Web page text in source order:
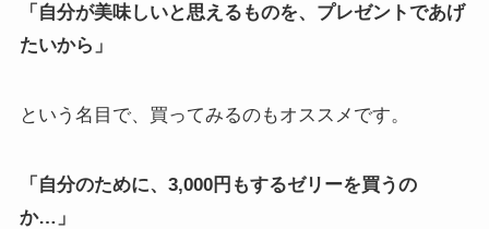
「自分が美味しいと思えるものを、プレゼントであげ
たいから」
という名目で、買ってみるのもオススメです。
「自分のために、3,000円もするゼリーを買うの
か…」